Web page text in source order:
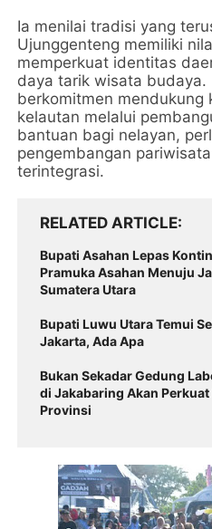
Ia menilai tradisi yang
Ujunggenteng memiliki
memperkuat identitas
daya tarik wisata budaya.
berkomitmen mendukung
kelautan melalui
bantuan bagi nelayan,
pengembangan
terintegrasi.
RELATED ARTICLE
Bupati Asahan Lepas
Pramuka Asahan Menuju
Sumatera Utara
Bupati Luwu Utara Temui
Jakarta, Ada Apa
Bukan Sekadar Gedung
di Jakabaring Akan
Provinsi